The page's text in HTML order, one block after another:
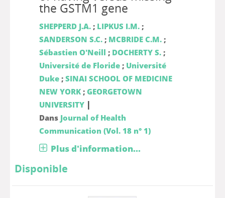
the GSTM1 gene
SHEPPERD J.A.; LIPKUS I.M.;
SANDERSON S.C.; MCBRIDE C.M.;
Sébastien O'Neill ; DOCHERTY S.;
Université de Floride; Université
Duke; SINAI SCHOOL OF MEDICINE
NEW YORK; GEORGETOWN
UNIVERSITY |
Dans Journal of Health
Communication (Vol. 18 n° 1)
Plus d'information...
Disponible